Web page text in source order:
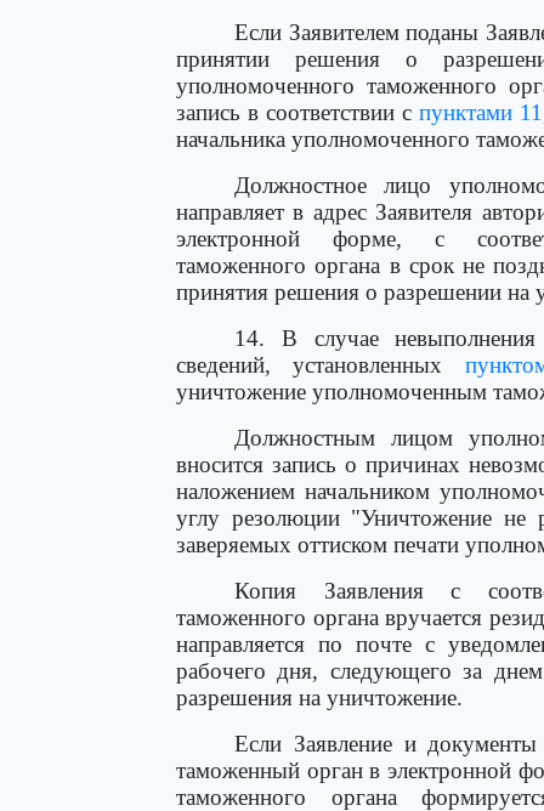
Если Заявителем поданы
принятии решения о
уполномоченного таможенного
запись в соответствии с пунктами 11
начальника уполномоченного
Должностное лицо
направляет в адрес Заявителя
электронной форме, с
таможенного органа в срок не
принятия решения о разрешении на
14. В случае
сведений, установленных
уничтожение уполномоченным
Должностным лицом
вносится запись о причинах
наложением начальником
углу резолюции "Уничтожение не
заверяемых оттиском печати
Копия Заявления с
таможенного органа вручается
направляется по почте с
рабочего дня, следующего за
разрешения на уничтожение.
Если Заявление и
таможенный орган в электронной
таможенного органа